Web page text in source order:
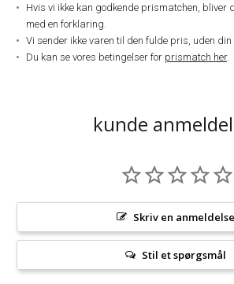
Hvis vi ikke kan godkende prismatchen, bliver
med en forklaring.
Vi sender ikke varen til den fulde pris, uden din
Du kan se vores betingelser for prismatch her.
kunde
Skriv en anmeldelse
Stil et spørgsmål